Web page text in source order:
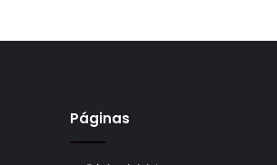
Páginas